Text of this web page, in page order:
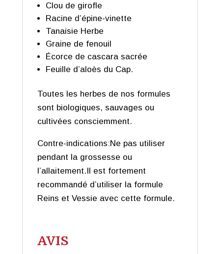
Clou de girofle
Racine d’épine-vinette
Tanaisie Herbe
Graine de fenouil
Écorce de cascara sacrée
Feuille d’aloès du Cap.
Toutes les herbes de nos formules
sont biologiques, sauvages ou
cultivées consciemment.
Contre-indications:Ne pas utiliser
pendant la grossesse ou
l’allaitement.Il est fortement
recommandé d’utiliser la formule
Reins et Vessie avec cette formule.
AVIS